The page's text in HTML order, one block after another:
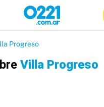
Progreso
Villa Progreso